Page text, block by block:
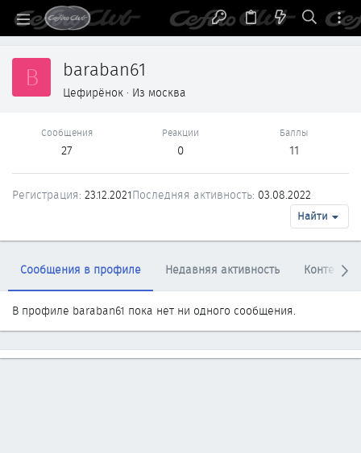
B baraban61
Цефирёнок · Из москва
Сообщения
27
Реакции
0
Баллы
11
Регистрация 23.12.2021Последняя активность 03.08.2022
Найти
Сообщения в профиле Недавняя активность Контент
В профиле baraban61 пока нет ни одного сообщения.